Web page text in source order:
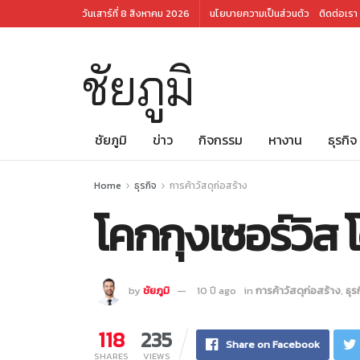
วันเสาร์ที่ 8 สิงหาคม 2026 นโยบายความเป็นส่วนตัว ติดต่อเรา
ชัยภูมิ
ชัยภูมิ ข่าว กิจกรรม หางาน ธุรกิจ
Home ธุรกิจ การค้าวัสดุก่อสร้าง
โคกกุงเซอร์วิ
by ชัยภูมิ 10 ปี ago in การค้าวัสดุก่อสร้าง, ธุ
118
SHARES
235
VIEWS
Share on Facebook